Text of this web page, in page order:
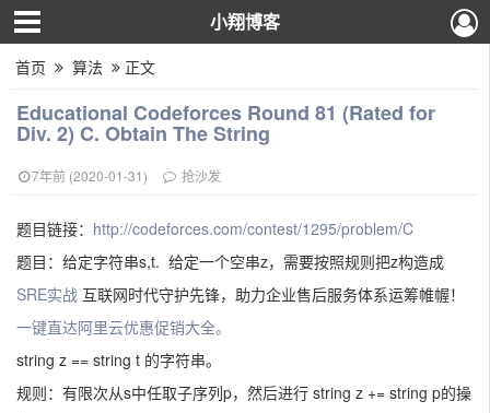
小翔博客
首页 算法 正文
Educational Codeforces Round 81 (Rated for
Div. 2) C. Obtain The String
7年前 (2020-01-31) 抢沙发
题目链接： http://codeforces.com/contest/1295/problem/C
题目：给定字符串s,t. 给定一个空串z，需要按照规则把z构造成
SRE实战 互联网时代守护先锋，助力企业售后服务体系运筹帷幄！
一键直达阿里云优惠促销大全。
string z == string t 的字符串。
规则：有限次从s中任取子序列p，然后进行 string z += string p的操